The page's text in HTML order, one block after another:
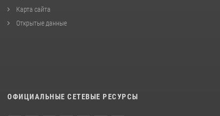
Карта сайта
Открытые данные
ОФИЦИАЛЬНЫЕ СЕТЕВЫЕ РЕСУРСЫ